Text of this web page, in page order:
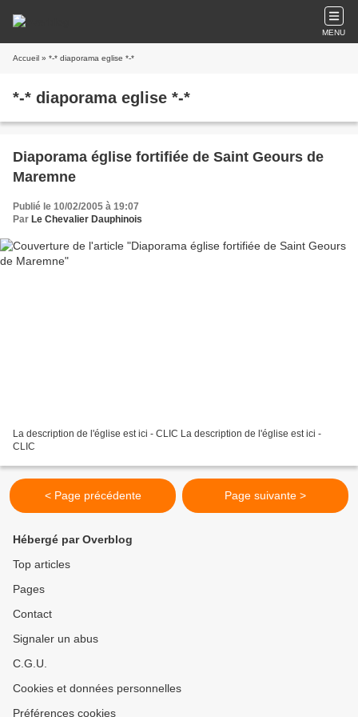
MENU
Accueil » *-* diaporama eglise *-*
*-* diaporama eglise *-*
Diaporama église fortifiée de Saint Geours de
Maremne
Publié le 10/02/2005 à 19:07
Par Le Chevalier Dauphinois
La description de l'église est ici - CLIC La description de l'église est ici -
CLIC
< Page précédente Page suivante >
Hébergé par Overblog
Top articles
Pages
Contact
Signaler un abus
C.G.U.
Cookies et données personnelles
Préférences cookies